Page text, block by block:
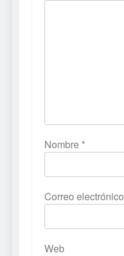
Nombre *
Correo electrónico
Web